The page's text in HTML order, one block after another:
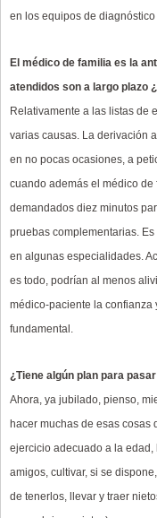
en los equipos de
El médico de familia es la
atendidos son a largo plazo
Relativamente a las listas de
varias causas. La derivación
en no pocas ocasiones, a
cuando además el médico
demandados diez minutos
pruebas complementarias.
en algunas especialidades.
es todo, podrían al menos
médico-paciente la confianza
fundamental.
¿Tiene algún plan para
Ahora, ya jubilado, pienso,
hacer muchas de esas cosas
ejercicio adecuado a la edad,
amigos, cultivar, si se
de tenerlos, llevar y traer